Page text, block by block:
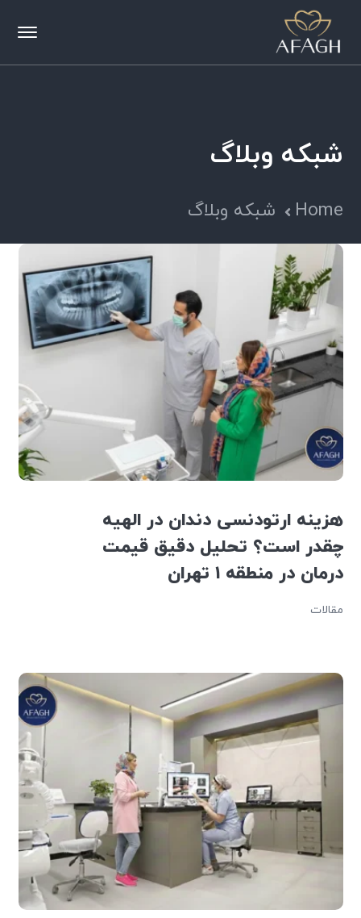
شبکه وبلاگ
Home شبکه وبلاگ
هزینه ارتودنسی دندان در الهیه
چقدر است؟ تحلیل دقیق قیمت
درمان در منطقه ۱ تهران
مقالات